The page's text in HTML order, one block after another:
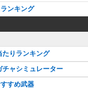
ンキング
りランキング
ャシミュレーター
すめ武器